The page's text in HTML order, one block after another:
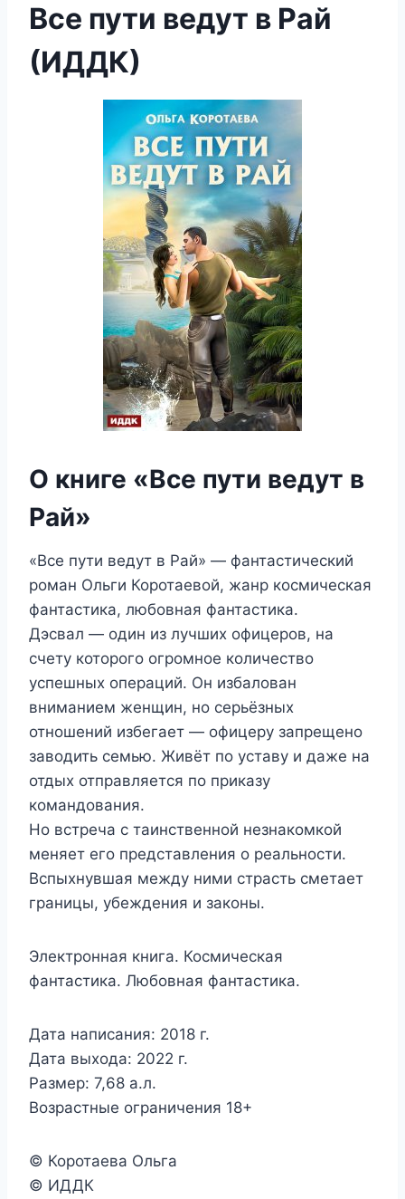
Все пути ведут в Рай
(ИДДК)
О книге «Все пути ведут в
Рай»
«Все пути ведут в Рай» — фантастический
роман Ольги Коротаевой, жанр космическая
фантастика, любовная фантастика.
Дэсвал — один из лучших офицеров, на
счету которого огромное количество
успешных операций. Он избалован
вниманием женщин, но серьёзных
отношений избегает — офицеру запрещено
заводить семью. Живёт по уставу и даже на
отдых отправляется по приказу
командования.
Но встреча с таинственной незнакомкой
меняет его представления о реальности.
Вспыхнувшая между ними страсть сметает
границы, убеждения и законы.
Электронная книга. Космическая
фантастика. Любовная фантастика.
Дата написания: 2018 г.
Дата выхода: 2022 г.
Размер: 7,68 а.л.
Возрастные ограничения 18+
© Коротаева Ольга
© ИДДК